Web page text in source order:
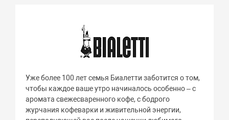
Уже более 100 лет семья Биалетти заботится о том,
чтобы каждое ваше утро начиналось особенно – с
аромата свежесваренного кофе, с бодрого
журчания кофеварки и живительной энергии,